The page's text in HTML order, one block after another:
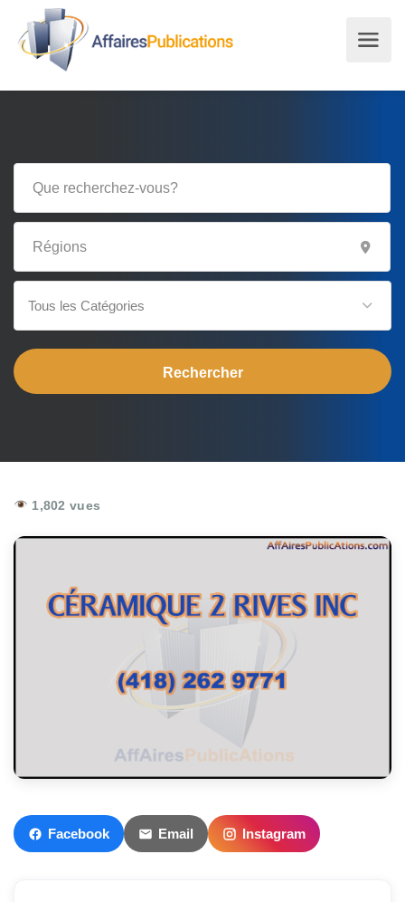
Tous les Catégories
1,802 vues
Facebook Email Instagram